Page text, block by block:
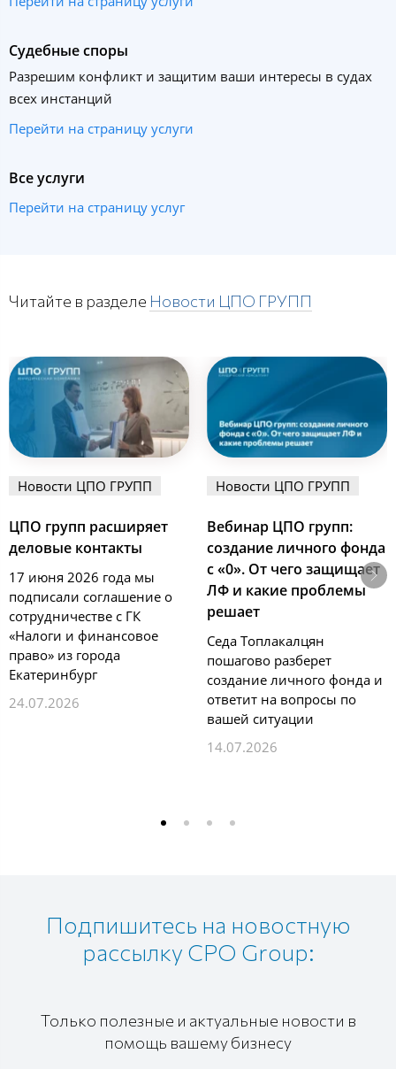
Судебные споры
Разрешим конфликт и защитим ваши интересы в судах
всех инстанций
Перейти на страницу услуги
Все услуги
Перейти на страницу услуг
Читайте в разделе Новости ЦПО ГРУПП
Новости ЦПО ГРУПП
ЦПО групп расширяет
деловые контакты
17 июня 2026 года мы
подписали соглашение о
сотрудничестве с ГК
«Налоги и финансовое
право» из города
Екатеринбург
24.07.2026
Новости ЦПО ГРУПП
Вебинар ЦПО групп:
создание личного фонда
с «0». От чего защищает
ЛФ и какие проблемы
решает
Седа Топлакалцян
пошагово разберет
создание личного фонда и
ответит на вопросы по
вашей ситуации
14.07.2026
Подпишитесь на новостную
рассылку CPO Group:
Только полезные и актуальные новости в
помощь вашему бизнесу